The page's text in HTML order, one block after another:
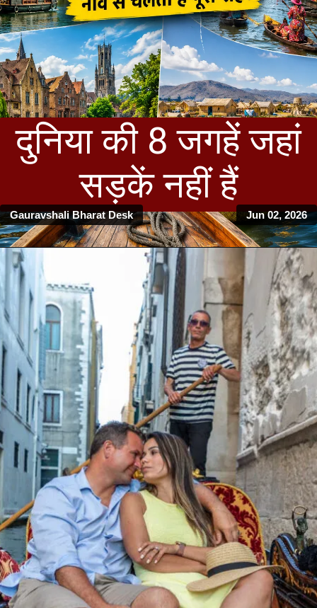
Jun 02, 2026
Gauravshali Bharat Desk
दुनिया की 8 जगहें जहां
सड़कें नहीं हैं